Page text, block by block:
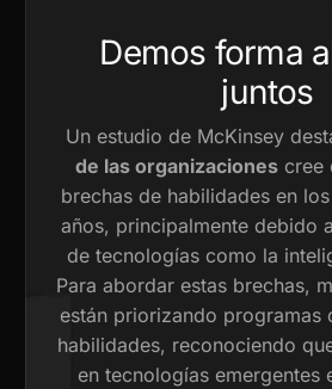
Demos forma
juntos
Un estudio de McKinsey
de las organizacionescree
brechas de habilidades en
años, principalmente debido
de tecnologías como la
Para abordar estas brechas,
están priorizando programas
habilidades, reconociendo
en tecnologías emergentes